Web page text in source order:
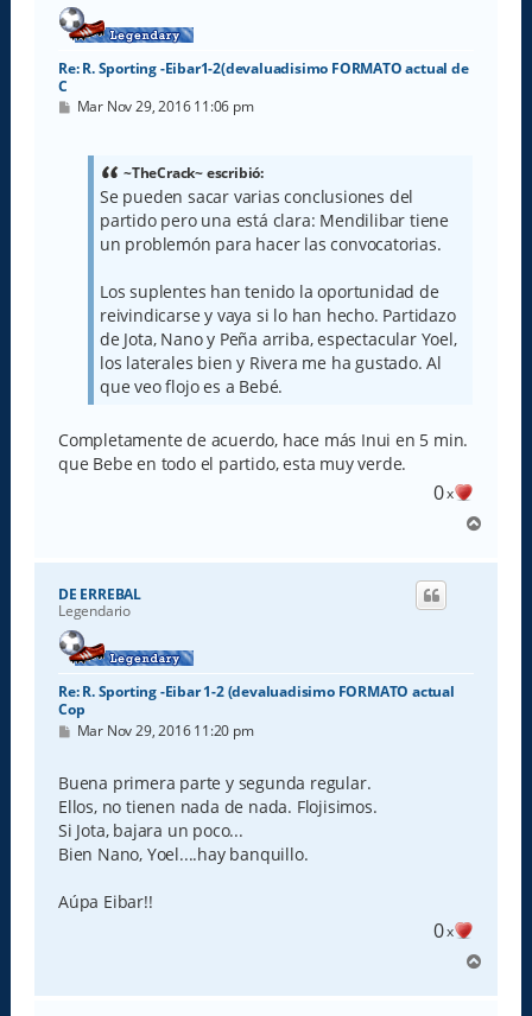
Re: R. Sporting -Eibar1-2(devaluadisimo FORMATO actual de
C
M
Mar Nov 29, 2016 11:06 pm
~TheCrack~ escribió:
Se pueden sacar varias conclusiones del
partido pero una está clara: Mendilibar tiene
un problemón para hacer las convocatorias.
Los suplentes han tenido la oportunidad de
reivindicarse y vaya si lo han hecho. Partidazo
de Jota, Nano y Peña arriba, espectacular Yoel,
los laterales bien y Rivera me ha gustado. Al
que veo flojo es a Bebé.
Completamente de acuerdo, hace más Inui en 5 min.
que Bebe en todo el partido, esta muy verde.
0x
r
DE ERREBAL
Legendario
Re: R. Sporting -Eibar 1-2 (devaluadisimo FORMATO actual
Cop
M
s
a
j
e
Mar Nov 29, 2016 11:20 pm
Buena primera parte y segunda regular.
Ellos, no tienen nada de nada. Flojisimos.
Si Jota, bajara un poco...
Bien Nano, Yoel....hay banquillo.
Aúpa Eibar!!
0x
r